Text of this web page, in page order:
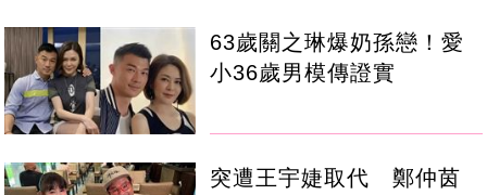
63歲關之琳爆奶孫戀！愛
小36歲男模傳證實
突遭王宇婕取代 鄭仲茵